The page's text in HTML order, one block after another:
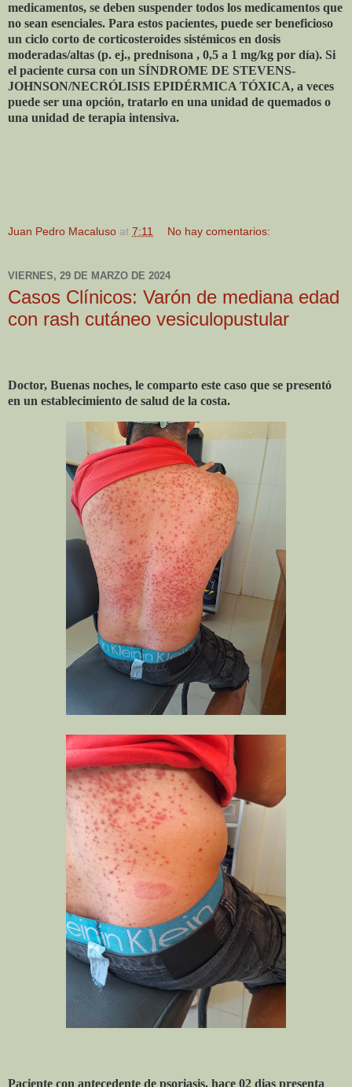
medicamentos, se deben suspender todos los medicamentos que
no sean esenciales. Para estos pacientes, puede ser beneficioso
un ciclo corto de corticosteroides sistémicos en dosis
moderadas/altas (p. ej., prednisona , 0,5 a 1 mg/kg por día). Si
el paciente cursa con un SÍNDROME DE STEVENS-
JOHNSON/NECRÓLISIS EPIDÉRMICA TÓXICA, a veces
puede ser una opción, tratarlo en una unidad de quemados o
una unidad de terapia intensiva.
Juan Pedro Macaluso at 7:11 No hay comentarios:
VIERNES, 29 DE MARZO DE 2024
Casos Clínicos: Varón de mediana edad
con rash cutáneo vesiculopustular
Doctor, Buenas noches, le comparto este caso que se presentó
en un establecimiento de salud de la costa.
Paciente con antecedente de psoriasis, hace 02 dias presenta